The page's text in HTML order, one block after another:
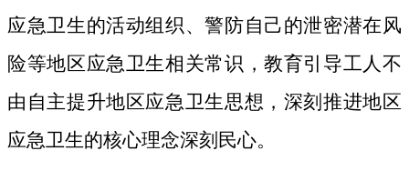
应急卫生的活动组织、警防自己的泄密潜在风
险等地区应急卫生相关常识，教育引导工人不
由自主提升地区应急卫生思想，深刻推进地区
应急卫生的核心理念深刻民心。